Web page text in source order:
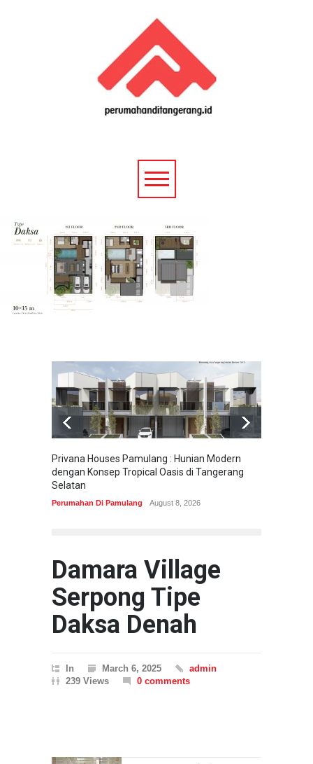
Privana Houses Pamulang : Hunian Modern
dengan Konsep Tropical Oasis di Tangerang
Selatan
Perumahan Di Pamulang August 8, 2026
Damara Village
Serpong Tipe
Daksa Denah
In March 6, 2025
admin
239 Views
0 comments